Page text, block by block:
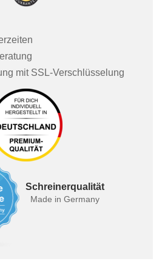
mit SSL-Verschlüsselung
Schreinerqualität
Made in Germany